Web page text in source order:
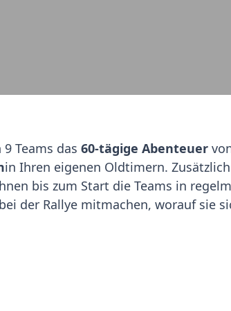
Teams das 60-tägige Abenteuer
in Ihren eigenen Oldtimern.
bis zum Start die Teams in
der Rallye mitmachen, worauf sie